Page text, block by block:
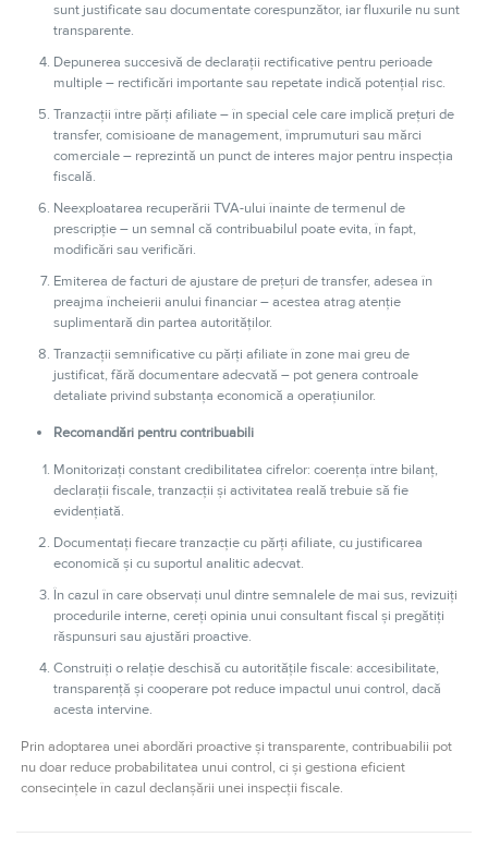
sunt justificate sau documentate corespunzător, iar fluxurile nu sunt
transparente.
Depunerea succesivă de declarații rectificative pentru perioade
multiple – rectificări importante sau repetate indică potențial risc.
Tranzacții între părți afiliate – în special cele care implică prețuri de
transfer, comisioane de management, împrumuturi sau mărci
comerciale – reprezintă un punct de interes major pentru inspecția
fiscală.
Neexploatarea recuperării TVA-ului înainte de termenul de
prescripție – un semnal că contribuabilul poate evita, în fapt,
modificări sau verificări.
Emiterea de facturi de ajustare de prețuri de transfer, adesea în
preajma încheierii anului financiar – acestea atrag atenție
suplimentară din partea autorităților.
Tranzacții semnificative cu părți afiliate în zone mai greu de
justificat, fără documentare adecvată – pot genera controale
detaliate privind substanța economică a operațiunilor.
Recomandări pentru contribuabili
Monitorizați constant credibilitatea cifrelor: coerența între bilanț,
declarații fiscale, tranzacții și activitatea reală trebuie să fie
evidențiată.
Documentați fiecare tranzacție cu părți afiliate, cu justificarea
economică și cu suportul analitic adecvat.
În cazul în care observați unul dintre semnalele de mai sus, revizuiți
procedurile interne, cereți opinia unui consultant fiscal și pregătiți
răspunsuri sau ajustări proactive.
Construiți o relație deschisă cu autoritățile fiscale: accesibilitate,
transparență și cooperare pot reduce impactul unui control, dacă
acesta intervine.
Prin adoptarea unei abordări proactive și transparente, contribuabilii pot
nu doar reduce probabilitatea unui control, ci și gestiona eficient
consecințele în cazul declanșării unei inspecții fiscale.